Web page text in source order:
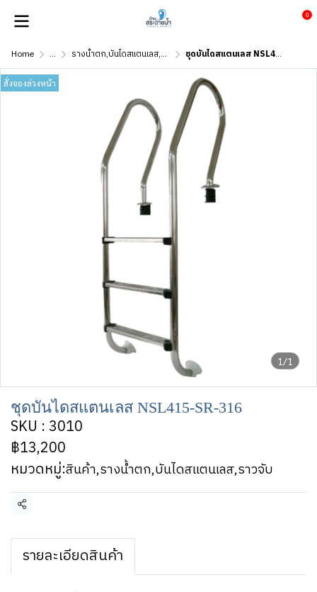
0
Home ... รางน้ำตก,บันไดสแตนเลส,ราวจับ ชุดบันไดสแตนเลส NSL415-SR-316
1/1
สั่งจองล่วงหน้า
ชุดบันไดสแตนเลส NSL415-SR-316
SKU : 3010
฿13,200
หมวดหมู่:สินค้า,รางน้ำตก,บันไดสแตนเลส,ราวจับ
แชร์
รายละเอียดสินค้า